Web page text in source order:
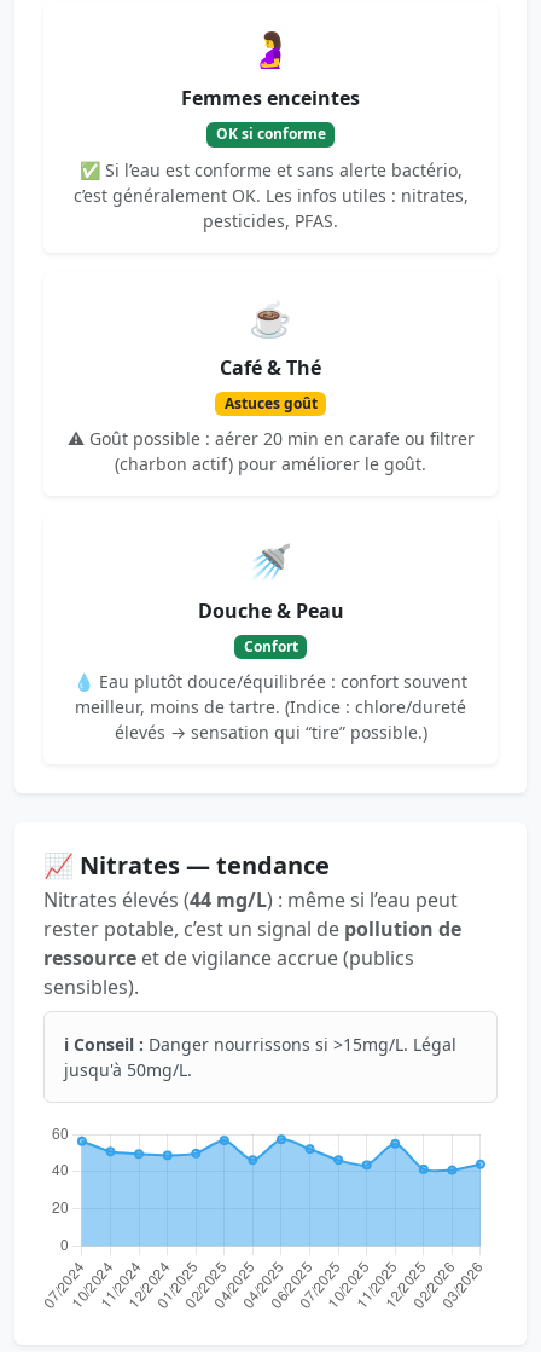
🤰
Femmes enceintes
OK si conforme
✅ Si l’eau est conforme et sans alerte bactério,
c’est généralement OK. Les infos utiles : nitrates,
pesticides, PFAS.
☕
Café & Thé
Astuces goût
⚠️ Goût possible : aérer 20 min en carafe ou filtrer
(charbon actif) pour améliorer le goût.
🚿
Douche & Peau
Confort
💧 Eau plutôt douce/équilibrée : confort souvent
meilleur, moins de tartre. (Indice : chlore/dureté
élevés → sensation qui “tire” possible.)
📈 Nitrates — tendance
Nitrates élevés (44 mg/L) : même si l’eau peut
rester potable, c’est un signal de pollution de
ressource et de vigilance accrue (publics
sensibles).
ℹ️ Conseil : Danger nourrissons si >15mg/L. Légal
jusqu'à 50mg/L.